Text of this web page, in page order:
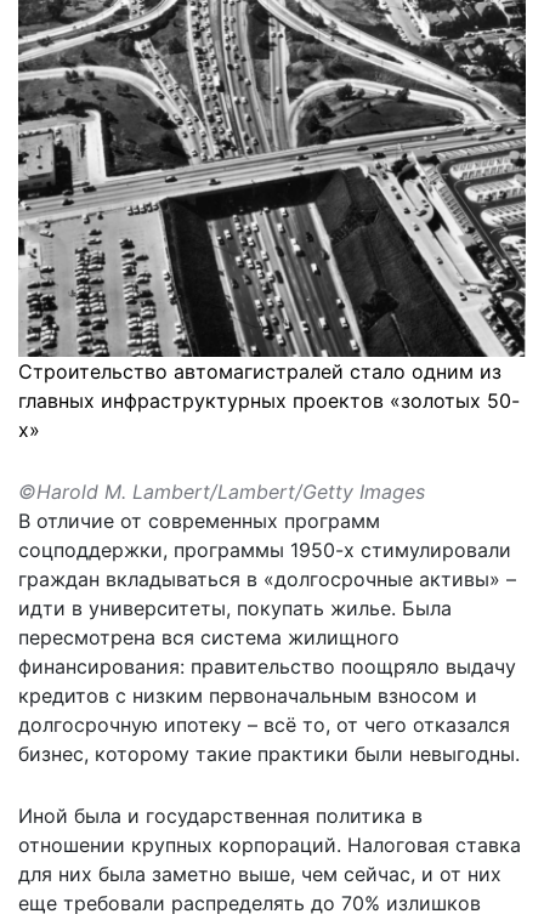
Строительство автомагистралей стало одним из
главных инфраструктурных проектов «золотых 50-
х»
©Harold M. Lambert/Lambert/Getty Images
В отличие от современных программ
соцподдержки, программы 1950-х стимулировали
граждан вкладываться в «долгосрочные активы» –
идти в университеты, покупать жилье. Была
пересмотрена вся система жилищного
финансирования: правительство поощряло выдачу
кредитов с низким первоначальным взносом и
долгосрочную ипотеку – всё то, от чего отказался
бизнес, которому такие практики были невыгодны.
Иной была и государственная политика в
отношении крупных корпораций. Налоговая ставка
для них была заметно выше, чем сейчас, и от них
еще требовали распределять до 70% излишков